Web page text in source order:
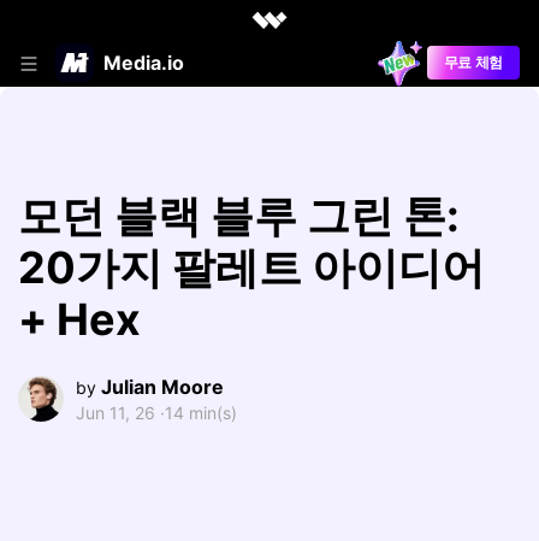
Media.io 무료 체험
모던 블랙 블루 그린 톤:
20가지 팔레트 아이디어
+ Hex
by Julian Moore
Jun 11, 26 ·14 min(s)